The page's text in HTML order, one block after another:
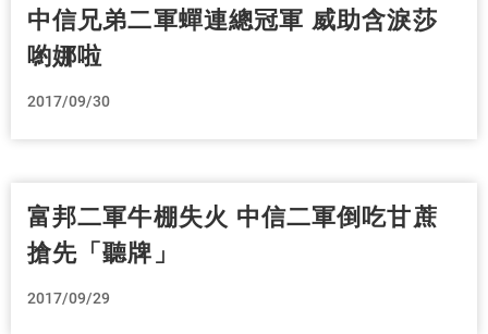
中信兄弟二軍蟬連總冠軍 威助含淚莎
喲娜啦
2017/09/30
富邦二軍牛棚失火 中信二軍倒吃甘蔗
搶先「聽牌」
2017/09/29